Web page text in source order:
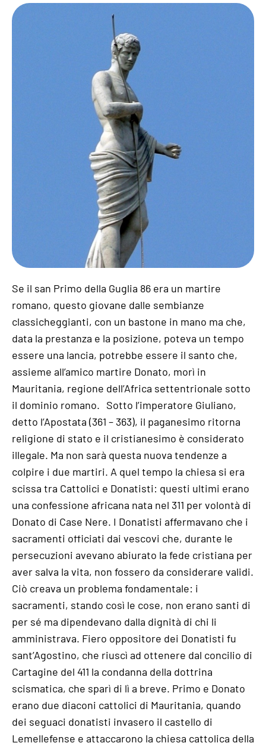
Se il san Primo della Guglia 86 era un martire
romano, questo giovane dalle sembianze
classicheggianti, con un bastone in mano ma che,
data la prestanza e la posizione, poteva un tempo
essere una lancia, potrebbe essere il santo che,
assieme all’amico martire Donato, morì in
Mauritania, regione dell’Africa settentrionale sotto
il dominio romano. Sotto l’imperatore Giuliano,
detto l’Apostata (361 – 363), il paganesimo ritorna
religione di stato e il cristianesimo è considerato
illegale. Ma non sarà questa nuova tendenze a
colpire i due martiri. A quel tempo la chiesa si era
scissa tra Cattolici e Donatisti: questi ultimi erano
una confessione africana nata nel 311 per volontà di
Donato di Case Nere. I Donatisti affermavano che i
sacramenti officiati dai vescovi che, durante le
persecuzioni avevano abiurato la fede cristiana per
aver salva la vita, non fossero da considerare validi.
Ciò creava un problema fondamentale: i
sacramenti, stando così le cose, non erano santi di
per sé ma dipendevano dalla dignità di chi li
amministrava. Fiero oppositore dei Donatisti fu
sant’Agostino, che riuscì ad ottenere dal concilio di
Cartagine del 411 la condanna della dottrina
scismatica, che sparì di lì a breve. Primo e Donato
erano due diaconi cattolici di Mauritania, quando
dei seguaci donatisti invasero il castello di
Lemellefense e attaccarono la chiesa cattolica della